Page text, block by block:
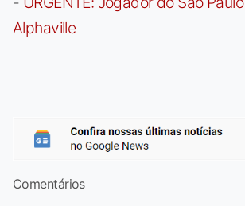
Alphaville
Comentários